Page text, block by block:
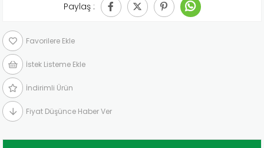
Paylaş :
Favorilere Ekle
İstek Listeme Ekle
İndirimli Ürün
Fiyat Düşünce Haber Ver